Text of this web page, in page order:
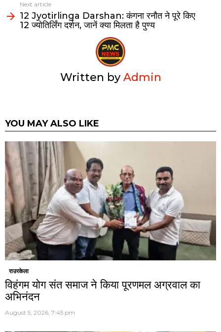
Next article
12 Jyotirlinga Darshan: कंगना रनौत ने पूरे किए
12 ज्योतिर्लिंग दर्शन, जानें क्या मिलता है पुण्य
Written byAdmin
YOU MAY ALSO LIKE
राउरकेला
विहंगम योग संत समाज ने किया पूरणमल अग्रवाल का
अभिनंदन
August 5, 2026, 7:45 pm